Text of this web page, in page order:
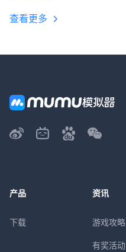
查看更多
产品
下载
资讯
游戏攻略
有奖活动